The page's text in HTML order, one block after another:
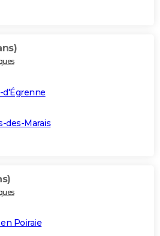
d'Égrenne
des-Marais
Poiraie